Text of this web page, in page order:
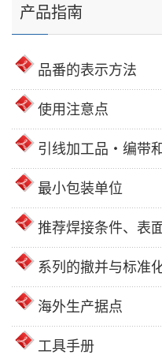
产品指南
品番的表示方法
使用注意点
引线加工品・编带
最小包装单位
推荐焊接条件、表
系列的撤并与标准
海外生产据点
工具手册